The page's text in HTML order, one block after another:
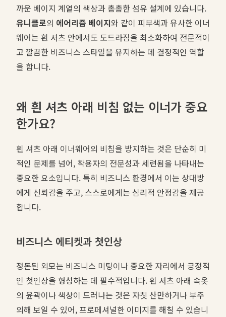
까운 베이지 계열의 색상과 촘촘한 섬유 설계에 있습니다.
유니클로의 에어리즘 베이지와 같이 피부색과 유사한 이너
웨어는 흰 셔츠 안에서도 도드라짐을 최소화하여 전문적이
고 깔끔한 비즈니스 스타일을 유지하는 데 결정적인 역할
을 합니다.
왜 흰 셔츠 아래 비침 없는 이너가 중요
한가요?
흰 셔츠 아래 이너웨어의 비침을 방지하는 것은 단순히 미
적인 문제를 넘어, 착용자의 전문성과 세련됨을 나타내는
중요한 요소입니다. 특히 비즈니스 환경에서 이는 상대방
에게 신뢰감을 주고, 스스로에게는 심리적 안정감을 제공
합니다.
비즈니스 에티켓과 첫인상
정돈된 외모는 비즈니스 미팅이나 중요한 자리에서 긍정적
인 첫인상을 형성하는 데 필수적입니다. 흰 셔츠 아래 속옷
의 윤곽이나 색상이 드러나는 것은 자칫 산만하거나 부주
의해 보일 수 있어, 프로페셔널한 이미지를 해칠 수 있습니